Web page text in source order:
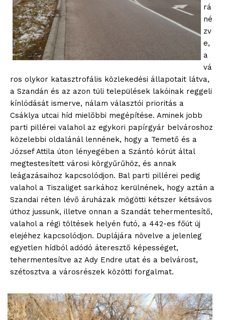
rá
né
zv
e,
a
vá
ros olykor katasztrofális közlekedési állapotait látva,
a Szandán és az azon túli települések lakóinak reggeli
kínlódását ismerve, nálam választói prioritás a
Csáklya utcai híd mielőbbi megépítése. Aminek jobb
parti pillérei valahol az egykori papírgyár belvároshoz
közelebbi oldalánál lennének, hogy a Temető és a
József Attila úton lényegében a Szántó körút által
megtestesített városi körgyűrűhöz, és annak
leágazásaihoz kapcsolódjon. Bal parti pillérei pedig
valahol a Tiszaliget sarkához kerülnének, hogy aztán a
Szandai réten lévő áruházak mögötti kétszer kétsávos
úthoz jussunk, illetve onnan a Szandát tehermentesítő,
valahol a régi töltések helyén futó, a 442-es főút új
elejéhez kapcsolódjon. Duplájára növelve a jelenleg
egyetlen hídból adódó áteresztő képességet,
tehermentesítve az Ady Endre utat és a belvárost,
szétosztva a városrészek közötti forgalmat.